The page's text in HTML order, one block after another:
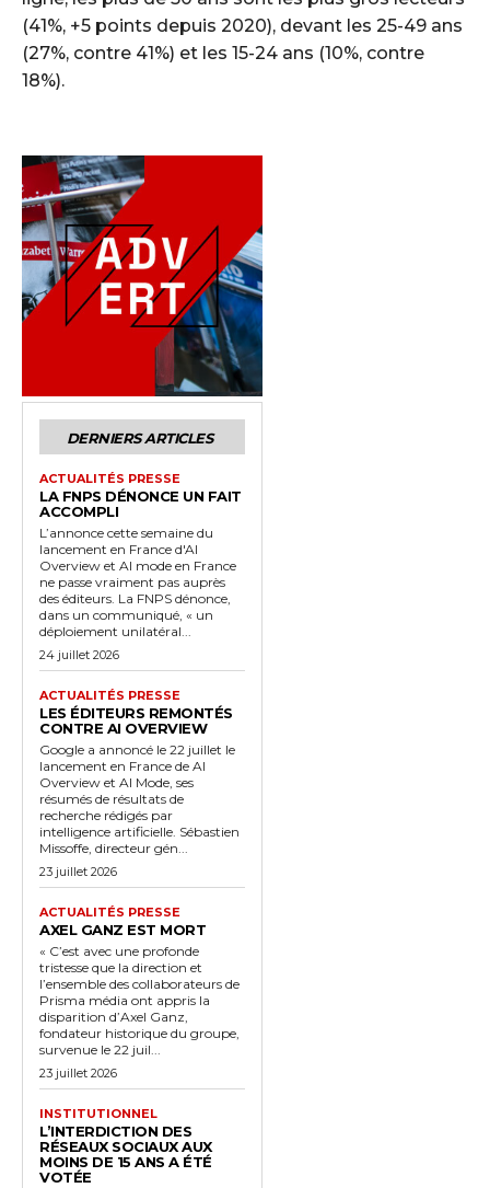
(41%, +5 points depuis 2020), devant les 25-49 ans
(27%, contre 41%) et les 15-24 ans (10%, contre
18%).
DERNIERS ARTICLES
ACTUALITÉS PRESSE
LA FNPS DÉNONCE UN FAIT
ACCOMPLI
L’annonce cette semaine du
lancement en France d'AI
Overview et AI mode en France
ne passe vraiment pas auprès
des éditeurs. La FNPS dénonce,
dans un communiqué, « un
déploiement unilatéral...
24 juillet 2026
ACTUALITÉS PRESSE
LES ÉDITEURS REMONTÉS
CONTRE AI OVERVIEW
Google a annoncé le 22 juillet le
lancement en France de AI
Overview et AI Mode, ses
résumés de résultats de
recherche rédigés par
intelligence artificielle. Sébastien
Missoffe, directeur gén...
23 juillet 2026
ACTUALITÉS PRESSE
AXEL GANZ EST MORT
« C’est avec une profonde
tristesse que la direction et
l’ensemble des collaborateurs de
Prisma média ont appris la
disparition d’Axel Ganz,
fondateur historique du groupe,
survenue le 22 juil...
23 juillet 2026
INSTITUTIONNEL
L’INTERDICTION DES
RÉSEAUX SOCIAUX AUX
MOINS DE 15 ANS A ÉTÉ
VOTÉE